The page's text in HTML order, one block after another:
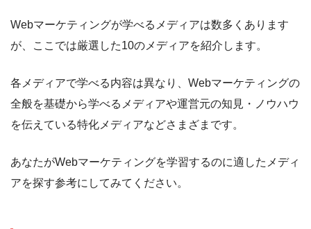
Webマーケティングが学べるメディアは数多くあります
が、ここでは厳選した10のメディアを紹介します。
各メディアで学べる内容は異なり、Webマーケティングの
全般を基礎から学べるメディアや運営元の知見・ノウハウ
を伝えている特化メディアなどさまざまです。
あなたがWebマーケティングを学習するのに適したメディ
アを探す参考にしてみてください。